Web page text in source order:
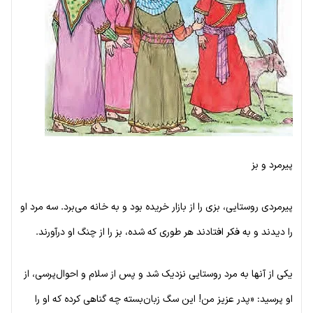
پیرمرد و بز
پیرمردی روستایی، بزی را از بازار خریده بود و به خانه می‌برد. سه مرد او
را دیدند و به فکر افتادند هر طوری که شده، بز را از چنگ او درآورند.
یکی از آنها به مرد روستایی نزدیک شد و پس از سلام و احوال‌پرسی، از
او پرسید: «پدر عزیز من! این سگ زبان‌بسته چه گناهی کرده که او را